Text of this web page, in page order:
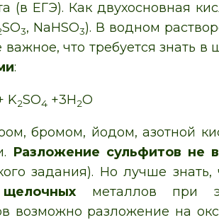
(в ЕГЭ). Как двухосновная
SO3, NaHSO3). В водном
что требуется знать
:
K2SO4 +3H2O
бромом, йодом, азотной
Разложение сульфитов не
задания). Но лучше знать,
щелочныхметаллов при
возможно разложение на